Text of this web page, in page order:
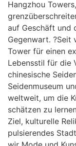
Hangzhou
auf Geschäft und
Gegenwart. ?Seit
Tower für einen
Lebensstil für die
chinesische
Seidenmuseum
weltweit, um die
schätzen zu
Ziel, kulturelle
pulsierendes